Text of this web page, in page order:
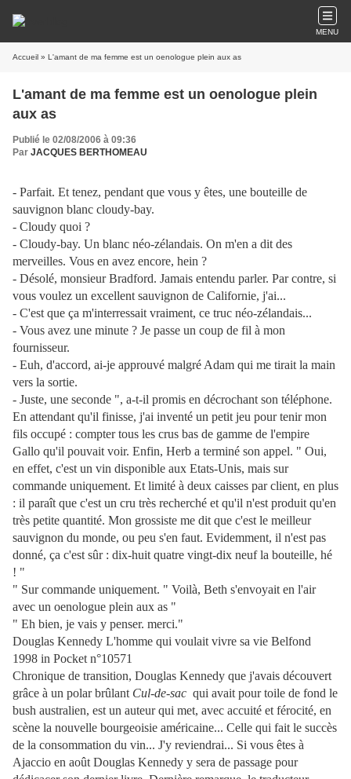
MENU
Accueil » L'amant de ma femme est un oenologue plein aux as
L'amant de ma femme est un oenologue plein
aux as
Publié le 02/08/2006 à 09:36
Par JACQUES BERTHOMEAU
- Parfait. Et tenez, pendant que vous y êtes, une bouteille de
sauvignon blanc cloudy-bay.
- Cloudy quoi ?
- Cloudy-bay. Un blanc néo-zélandais. On m'en a dit des
merveilles. Vous en avez encore, hein ?
- Désolé, monsieur Bradford. Jamais entendu parler. Par contre, si
vous voulez un excellent sauvignon de Californie, j'ai...
- C'est que ça m'interressait vraiment, ce truc néo-zélandais...
- Vous avez une minute ? Je passe un coup de fil à mon
fournisseur.
- Euh, d'accord, ai-je approuvé malgré Adam qui me tirait la main
vers la sortie.
- Juste, une seconde ", a-t-il promis en décrochant son téléphone.
En attendant qu'il finisse, j'ai inventé un petit jeu pour tenir mon
fils occupé : compter tous les crus bas de gamme de l'empire
Gallo qu'il pouvait voir. Enfin, Herb a terminé son appel. " Oui,
en effet, c'est un vin disponible aux Etats-Unis, mais sur
commande uniquement. Et limité à deux caisses par client, en plus
: il paraît que c'est un cru très recherché et qu'il n'est produit qu'en
très petite quantité. Mon grossiste me dit que c'est le meilleur
sauvignon du monde, ou peu s'en faut. Evidemment, il n'est pas
donné, ça c'est sûr : dix-huit quatre vingt-dix neuf la bouteille, hé
! "
" Sur commande uniquement. " Voilà, Beth s'envoyait en l'air
avec un oenologue plein aux as "
" Eh bien, je vais y penser. merci."
Douglas Kennedy L'homme qui voulait vivre sa vie Belfond
1998 in Pocket n°10571
Chronique de transition, Douglas Kennedy que j'avais découvert
grâce à un polar brûlant Cul-de-sac qui avait pour toile de fond le
bush australien, est un auteur qui met, avec accuité et férocité, en
scène la nouvelle bourgeoisie américaine... Celle qui fait le succès
de la consommation du vin... J'y reviendrai... Si vous êtes à
Ajaccio en août Douglas Kennedy y sera de passage pour